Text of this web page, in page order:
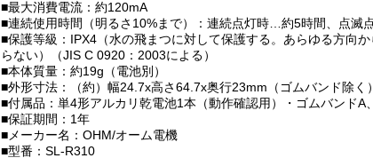
■最大消費電流：約120mA
■連続使用時間（明るさ10%まで）：連続点灯時…約5時間、点滅
■保護等級：IPX4（水の飛まつに対して保護する。あらゆる方向
らない）（JIS C 0920：2003による）
■本体質量：約19g（電池別）
■外形寸法：（約）幅24.7x高さ64.7x奥行23mm（ゴムバンド除く）
■付属品：単4形アルカリ乾電池1本（動作確認用）・ゴムバンドA
■保証期間：1年
■メーカー名：OHM/オーム電機
■型番：SL-R310